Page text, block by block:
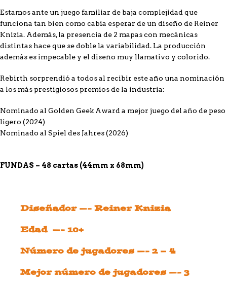
Estamos ante un juego familiar de baja complejidad que
funciona tan bien como cabía esperar de un diseño de Reiner
Knizia. Además, la presencia de 2 mapas con mecánicas
distintas hace que se doble la variabilidad. La producción
además es impecable y el diseño muy llamativo y colorido.
Rebirth sorprendió a todos al recibir este año una nominación
a los más prestigiosos premios de la industria:
Nominado al Golden Geek Award a mejor juego del año de peso
ligero (2024)
Nominado al Spiel des Jahres (2026)
FUNDAS – 48 cartas (44mm x 68mm)
Diseñador —- Reiner Knizia
Edad —- 10+
Número de jugadores —- 2 – 4
Mejor número de jugadores —- 3